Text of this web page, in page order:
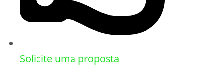
Solicite uma proposta